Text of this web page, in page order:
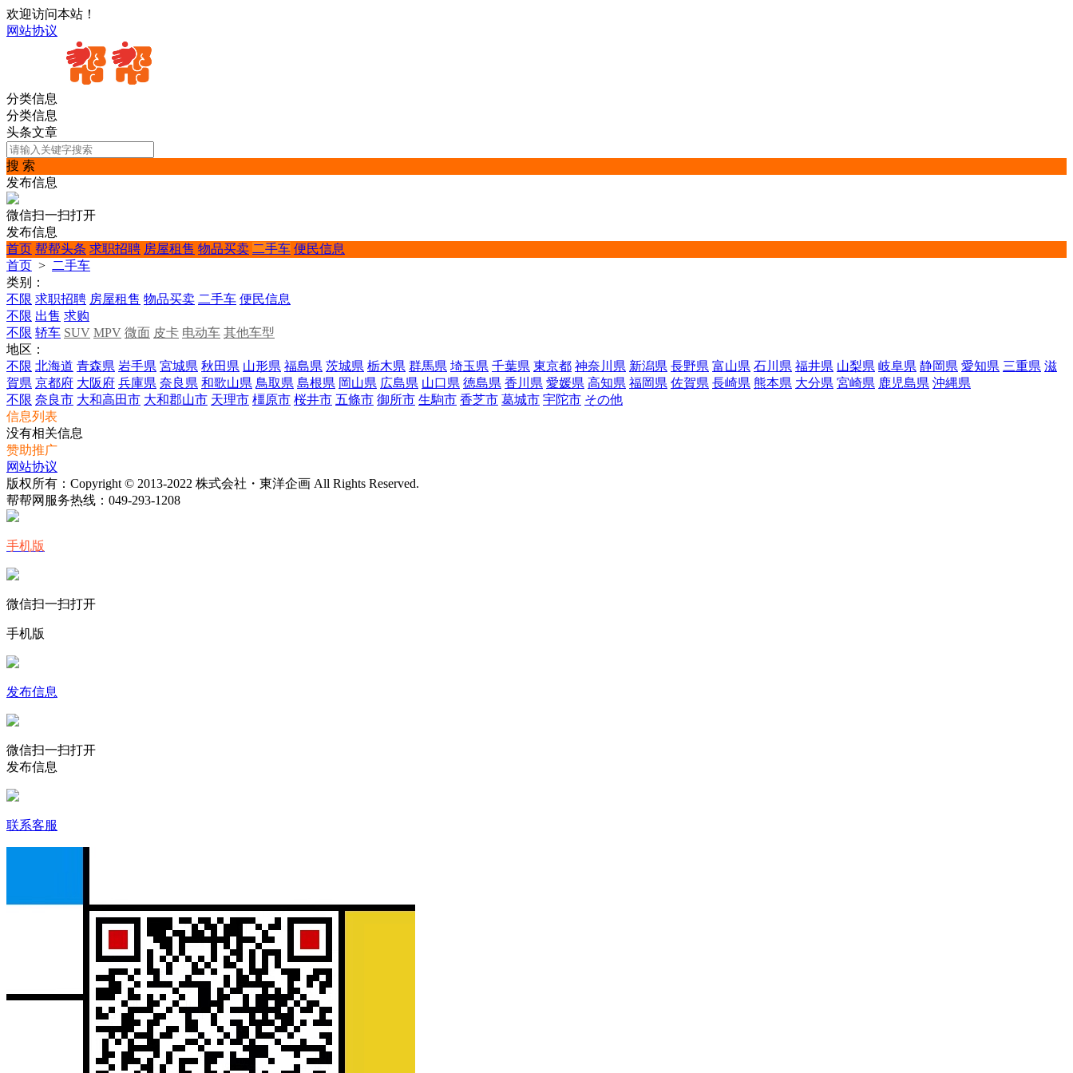
欢迎访问本站！
网站协议
分类信息
分类信息
头条文章
搜 索
发布信息
微信扫一扫打开
发布信息
首页 帮帮头条 求职招聘 房屋租售 物品买卖 二手车 便民信息
首页 > 二手车
类别：
不限 求职招聘 房屋租售 物品买卖 二手车 便民信息
不限 出售 求购
不限 轿车 SUV MPV 微面 皮卡 电动车 其他车型
地区：
不限 北海道 青森県 岩手県 宮城県 秋田県 山形県 福島県 茨城県 栃木県 群馬県 埼玉県 千葉県 東京都 神奈川県 新潟県 長野県 富山県 石川県 福井県 山梨県 岐阜県 静岡県 愛知県 三重県 滋
賀県 京都府 大阪府 兵庫県 奈良県 和歌山県 鳥取県 島根県 岡山県 広島県 山口県 徳島県 香川県 愛媛県 高知県 福岡県 佐賀県 長崎県 熊本県 大分県 宮崎県 鹿児島県 沖縄県
不限 奈良市 大和高田市 大和郡山市 天理市 橿原市 桜井市 五條市 御所市 生駒市 香芝市 葛城市 宇陀市 その他
信息列表
没有相关信息
赞助推广
网站协议
版权所有：Copyright © 2013-2022 株式会社・東洋企画 All Rights Reserved.
帮帮网服务热线： 049-293-1208
手机版
微信扫一扫打开
手机版
发布信息
微信扫一扫打开
发布信息
联系客服